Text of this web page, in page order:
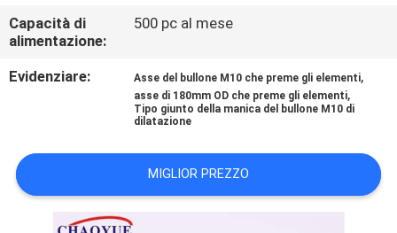
NOTIZIA
CASI
CITAZIONE
Capacità di
alimentazione:
500 pc al mese
Evidenziare: Asse del bullone M10 che preme gli elementi,
asse di 180mm OD che preme gli elementi,
Tipo giunto della manica del bullone M10 di
dilatazione
MIGLIOR PREZZO